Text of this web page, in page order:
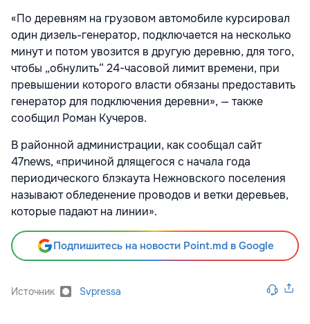
«По деревням на грузовом автомобиле курсировал
один дизель-генератор, подключается на несколько
минут и потом увозится в другую деревню, для того,
чтобы „обнулить“ 24-часовой лимит времени, при
превышении которого власти обязаны предоставить
генератор для подключения деревни», — также
сообщил Роман Кучеров.
В районной администрации, как сообщал сайт
47news, «причиной длящегося с начала года
периодического блэкаута Нежновского поселения
называют обледенение проводов и ветки деревьев,
которые падают на линии».
Подпишитесь на новости Point.md в Google
Источник Svpressa